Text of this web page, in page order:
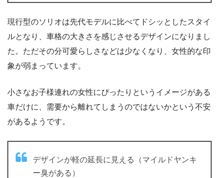
現行型のソリオは先代モデルに比べてドシッとしたスタイ
ルとなり、車格の大きさを感じさせるデザインになりまし
た。ただその分可愛らしさなどは少なくなり、女性的な印
象が弱まっています。
小さなお子様連れの女性にぴったりというイメージがある
車だけに、需要から離れてしまうのではないかという不安
があるようです。
デザインが軽の延長に見える（マイルドヤンキ
ー臭がある）